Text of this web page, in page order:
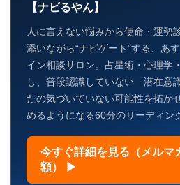
【ナビるやん】
人に言えない悩みから使命・運勢
添いながら“ナビゲート”する、あ
イン相談サロン。占星術・心理学
し、普段認識していない「潜在意
たの気づいていない可能性を拓か
めるようになる60分のリーディン
今すぐ詳細を見る（メルマ
額） ▶